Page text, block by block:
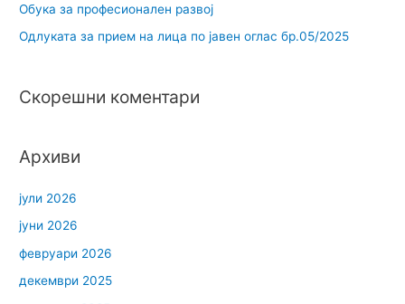
Обука за професионален развој
Одлуката за прием на лица по јавен оглас бр.05/2025
Скорешни коментари
Архиви
јули 2026
јуни 2026
февруари 2026
декември 2025